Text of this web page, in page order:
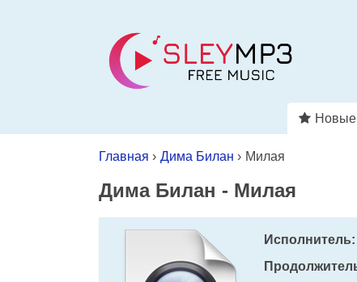
Новые
Главная › Дима Билан › Милая
Дима Билан - Милая
Исполнитель: